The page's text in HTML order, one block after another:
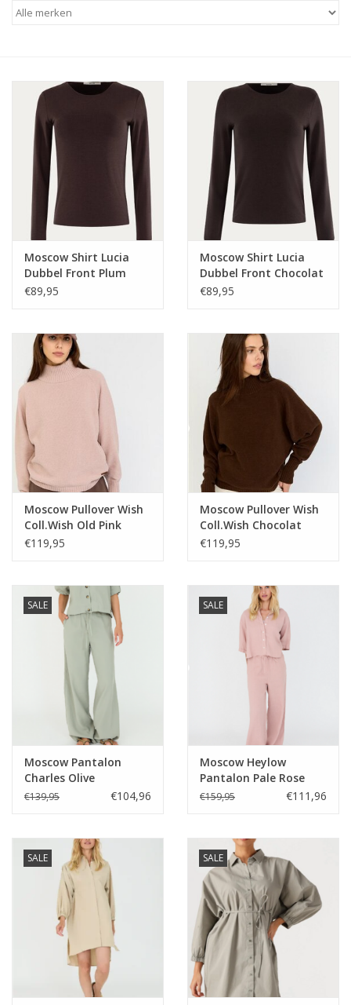
Moscow Shirt Lucia
Dubbel Front Plum
Solid
€89,95
Moscow Shirt Lucia
Dubbel Front Chocolat
€89,95
Moscow Pullover Wish
Coll.Wish Old Pink
€119,95
Moscow Pullover Wish
Coll.Wish Chocolat
€119,95
SALE
Moscow Pantalon
Charles Olive
€139,95 €104,96
SALE
Moscow Heylow
Pantalon Pale Rose
€159,95 €111,96
SALE SALE